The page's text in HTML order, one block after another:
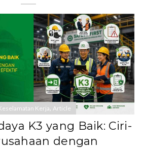
Kerja, Article
K3 yang Baik: Ciri-
dengan